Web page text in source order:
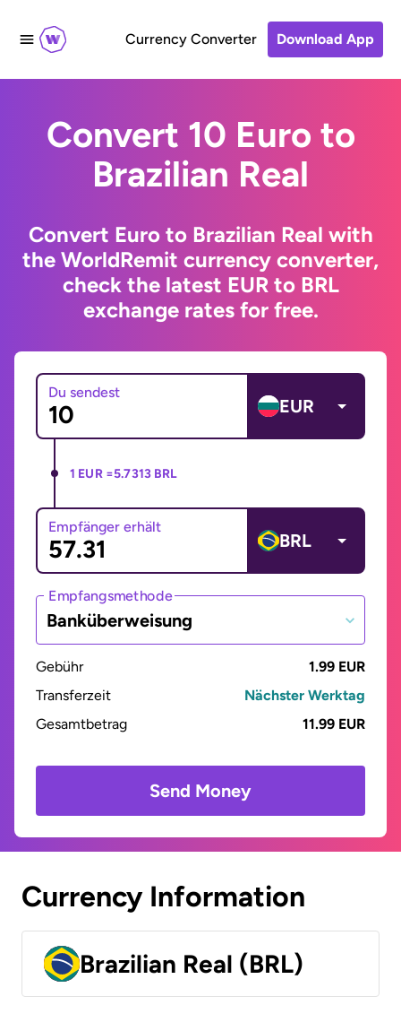
Currency Converter Download App
Convert 10 Euro to
Brazilian Real
Convert Euro to Brazilian Real with
the WorldRemit currency converter,
check the latest EUR to BRL
exchange rates for free.
Du sendest
EUR
1 EUR =5.7313 BRL
Empfänger erhält
BRL
Empfangsmethode
Banküberweisung
Gebühr
1.99 EUR
Transferzeit
Nächster Werktag
Gesamtbetrag
11.99 EUR
Send Money
Currency Information
Brazilian Real (BRL)